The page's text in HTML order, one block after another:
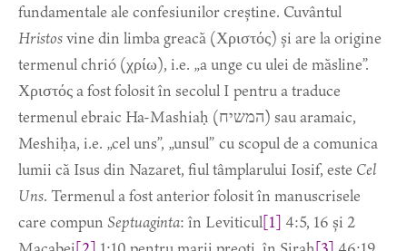
fundamentale ale confesiunilor creștine. Cuvântul
Hristosvine din limba greacă (Χριστός) și are la origine
termenul chrió (χρίω), i.e. „a unge cu ulei de măsline”.
Χριστός a fost folosit în secolul I pentru a traduce
termenul ebraic Ha-Mashiaḥ (המשיח) sau aramaic,
Meshiḥa, i.e. „cel uns”, „unsul” cu scopul de a comunica
lumii că Isus din Nazaret, fiul tâmplarului Iosif, este Cel
Uns. Termenul a fost anterior folosit în manuscrisele
care compun Septuaginta: în Leviticul[1] 4:5, 16 și 2